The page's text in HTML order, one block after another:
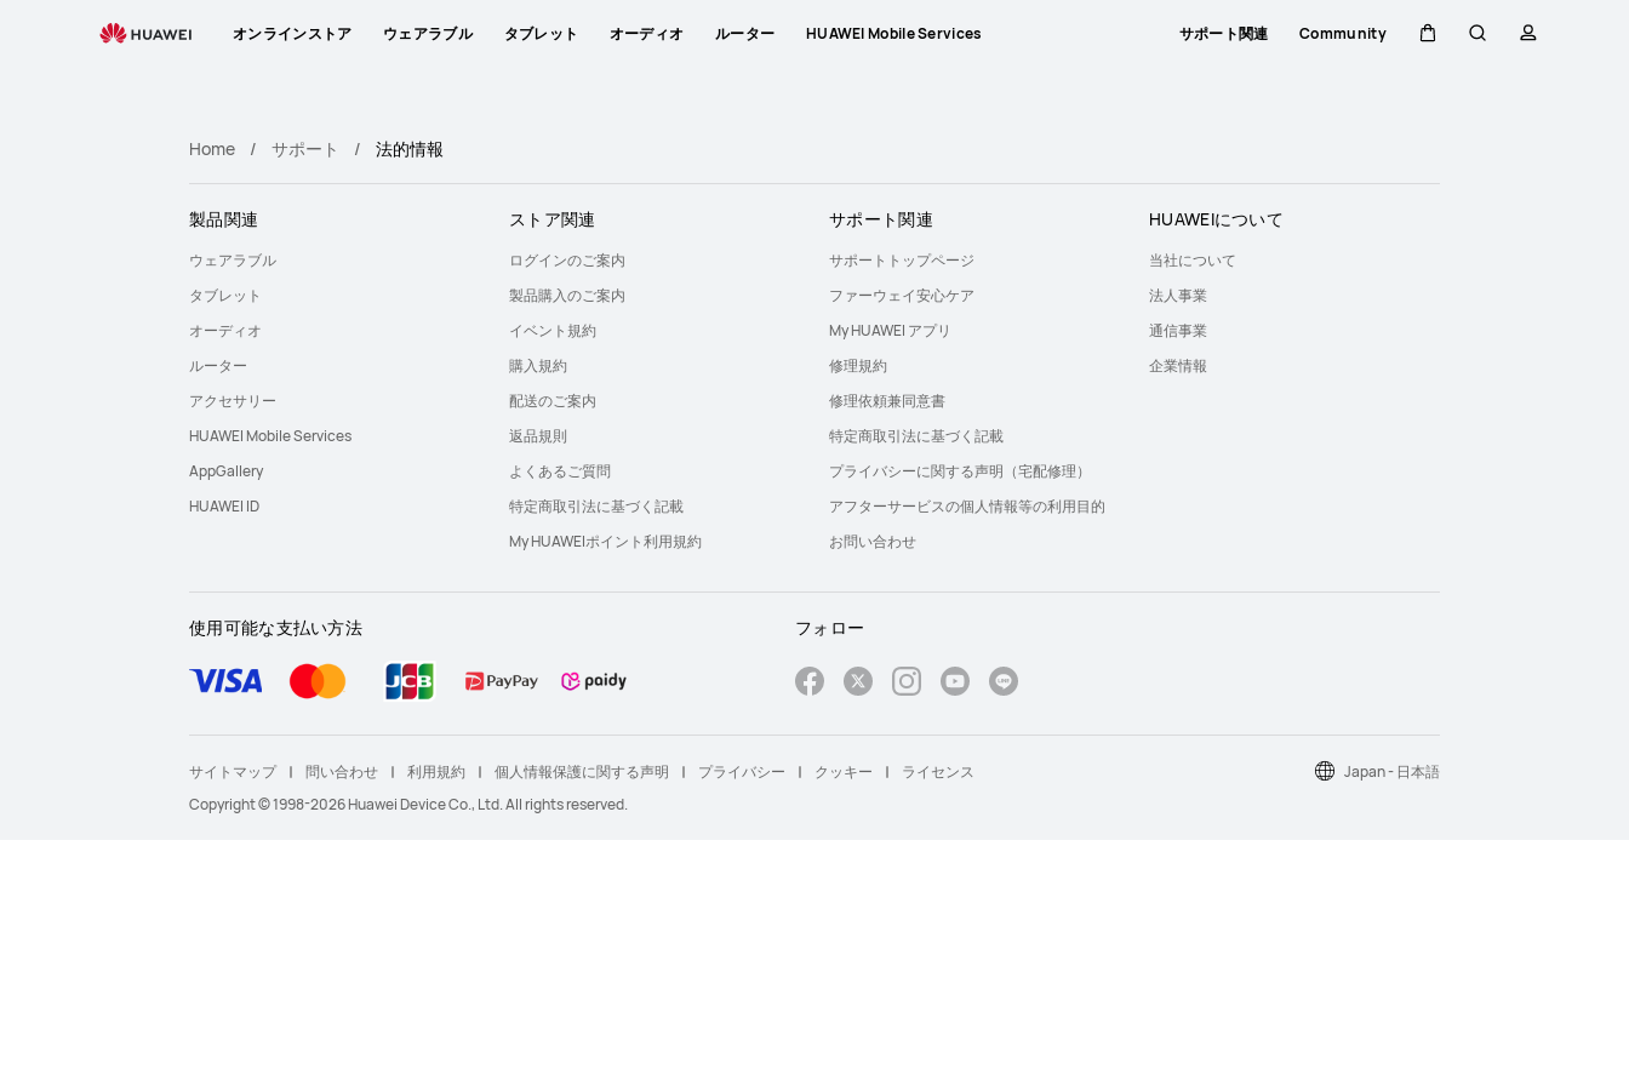
オンラインストア ウェアラブル タブレット オーディオ ルーター HUAWEI Mobile Services サポート関連 Community
Home サポート 法的情報
製品関連
ウェアラブル
タブレット
オーディオ
ルーター
アクセサリー
HUAWEI Mobile Services
AppGallery
HUAWEI ID
ストア関連
ログインのご案内
製品購入のご案内
イベント規約
購入規約
配送のご案内
返品規則
よくあるご質問
特定商取引法に基づく記載
My HUAWEIポイント利用規約
サポート関連
サポートトップページ
ファーウェイ安心ケア
My HUAWEI アプリ
修理規約
修理依頼兼同意書
特定商取引法に基づく記載
プライバシーに関する声明（宅配修理）
アフターサービスの個人情報等の利用目的
お問い合わせ
HUAWEIについて
当社について
法人事業
通信事業
企業情報
使用可能な支払い方法 フォロー
Copyright © 1998-2026 Huawei Device Co., Ltd. All rights reserved.
サイトマップ 問い合わせ 利用規約 個人情報保護に関する声明 プライバシー クッキー ライセンス Japan - 日本語